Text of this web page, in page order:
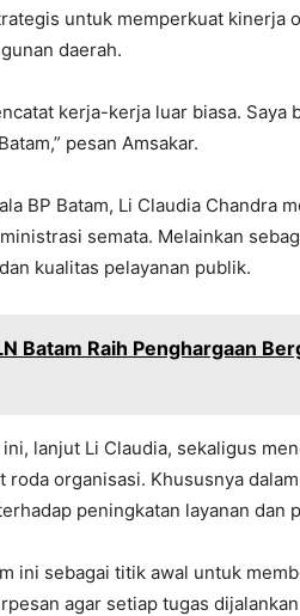
untuk memperkuat kinerja
daerah.
kerja-kerja luar biasa.
pesan Amsakar.
BP Batam, Li Claudia Chandra
semata. Melainkan
kualitas pelayanan publik.
Batam Raih Penghargaan
lanjut Li Claudia, sekaligus
roda organisasi. Khususnya
peningkatan layanan dan
ini sebagai titik awal untuk
agar setiap tugas